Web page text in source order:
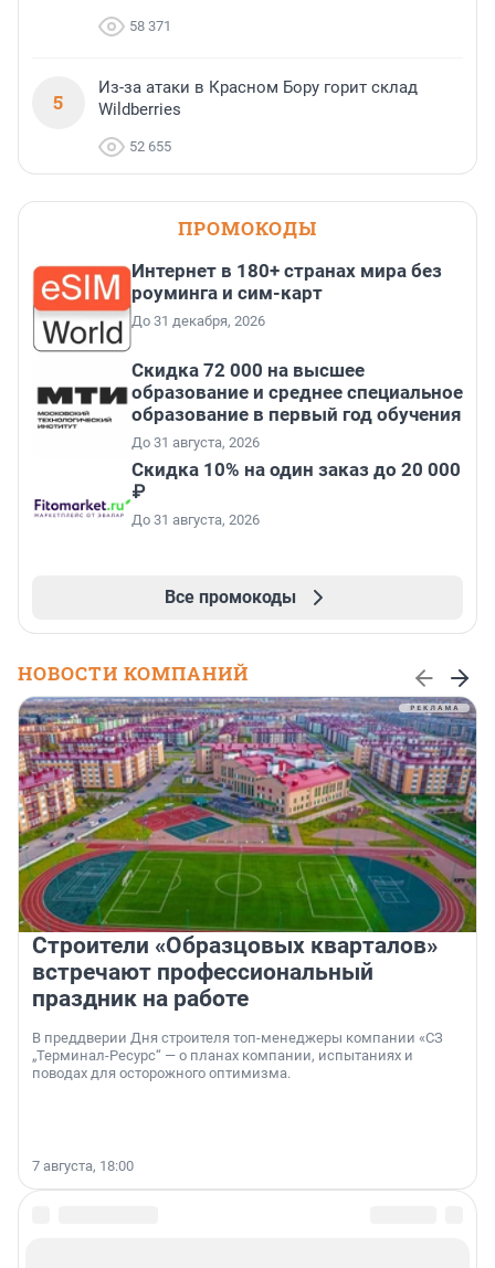
58 371
5
Из-за атаки в Красном Бору горит склад
Wildberries
52 655
ПРОМОКОДЫ
Интернет в 180+ странах мира без
роуминга и сим-карт
До 31 декабря, 2026
Скидка 72 000 на высшее
образование и среднее специальное
образование в первый год обучения
До 31 августа, 2026
Скидка 10% на один заказ до 20 000
₽
До 31 августа, 2026
Все промокоды
НОВОСТИ КОМПАНИЙ
Строители «Образцовых кварталов»
встречают профессиональный
праздник на работе
В преддверии Дня строителя топ-менеджеры компании «СЗ
„Терминал-Ресурс“ — о планах компании, испытаниях и
поводах для осторожного оптимизма.
7 августа, 18:00